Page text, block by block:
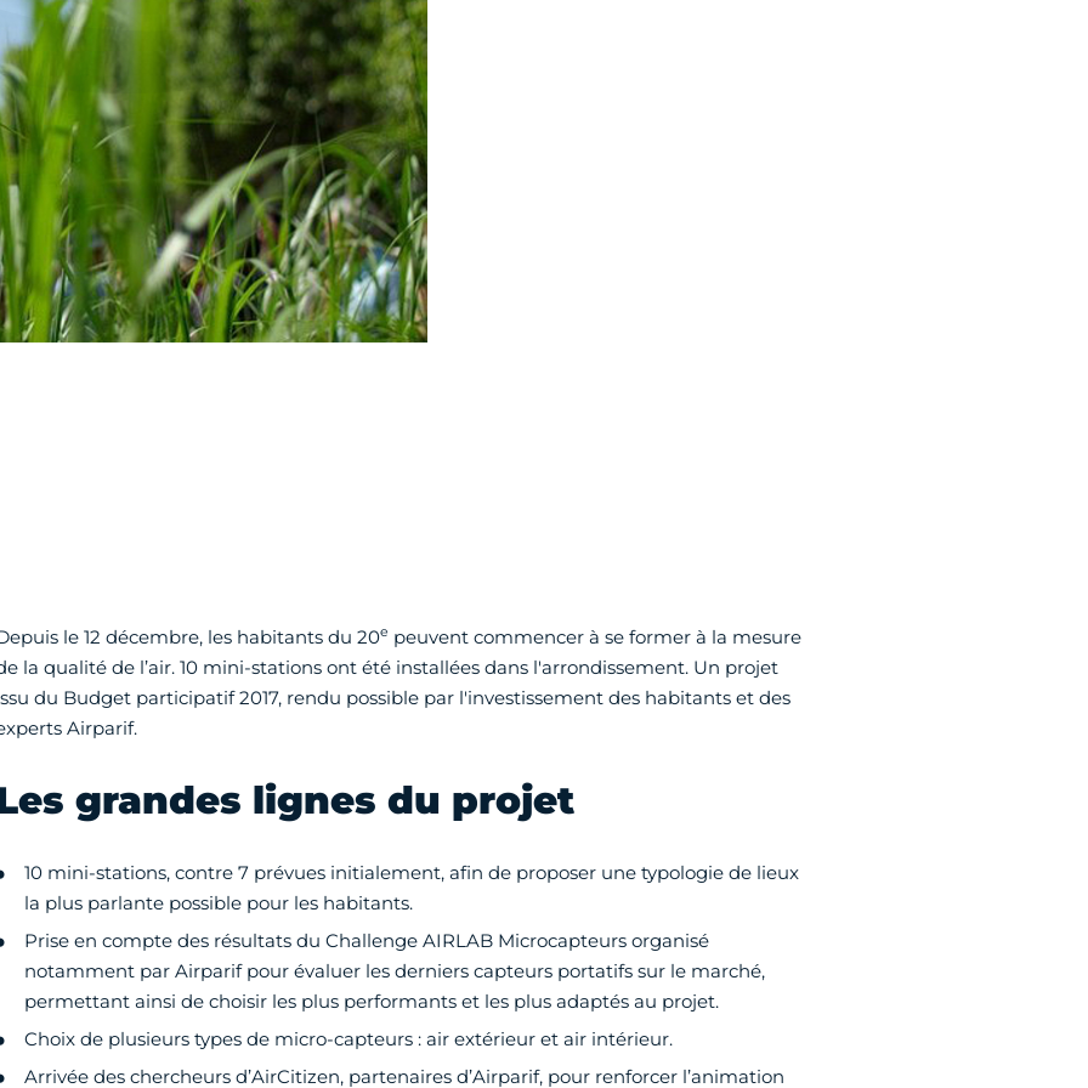
le 12 décembre, les habitants du 20e peuvent commencer à se former à la mesure
la qualité de l’air. 10 mini-stations ont été installées dans l'arrondissement. Un projet
du Budget participatif 2017, rendu possible par l'investissement des habitants et des
Airparif.
grandes lignes du projet
10 mini-stations, contre 7 prévues initialement, afin de proposer une typologie de lieux
la plus parlante possible pour les habitants.
Prise en compte des résultats du Challenge AIRLAB Microcapteurs organisé
notamment par Airparif pour évaluer les derniers capteurs portatifs sur le marché,
permettant ainsi de choisir les plus performants et les plus adaptés au projet.
Choix de plusieurs types de micro-capteurs : air extérieur et air intérieur.
Arrivée des chercheurs d’AirCitizen, partenaires d’Airparif, pour renforcer l’animation